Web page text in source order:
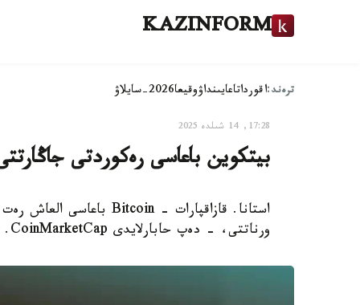
KAZINFORM
ترەند:اقورداتاعايىنداۋوقيعا2026-سايلاۋ
17:28, 14 شىلدە 2025
بيتكوين باعاسى رەكوردتى
ورناتتى، - دەپ حابارلايدى CoinMarketCap.